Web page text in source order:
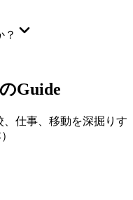
？
Guide
仕事、移動を深掘りす